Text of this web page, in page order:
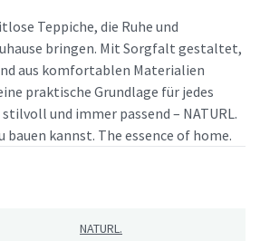
Teppiche, die Ruhe und
bringen. Mit Sorgfalt gestaltet,
aus komfortablen Materialien
praktische Grundlage für jedes
und immer passend – NATURL.
bauen kannst. The essence of home.
NATURL.